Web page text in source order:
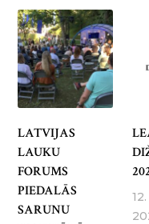
LATVIJAS
LAUKU
FORUMS
PIEDALĀS
SARUNU